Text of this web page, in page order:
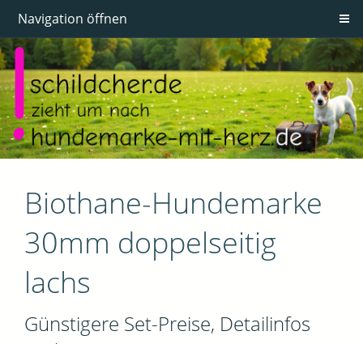
Navigation öffnen
Biothane-Hundemarke
30mm doppelseitig
lachs
Günstigere Set-Preise, Detailinfos